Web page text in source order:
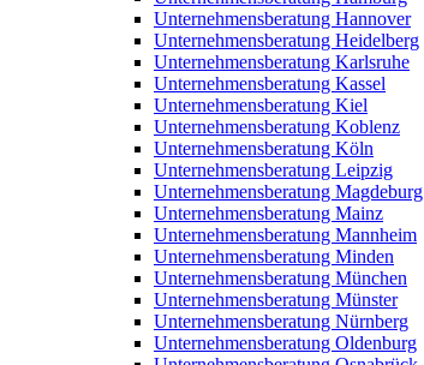
Unternehmensberatung Hannover
Unternehmensberatung Heidelberg
Unternehmensberatung Karlsruhe
Unternehmensberatung Kassel
Unternehmensberatung Kiel
Unternehmensberatung Koblenz
Unternehmensberatung Köln
Unternehmensberatung Leipzig
Unternehmensberatung Magdeburg
Unternehmensberatung Mainz
Unternehmensberatung Mannheim
Unternehmensberatung Minden
Unternehmensberatung München
Unternehmensberatung Münster
Unternehmensberatung Nürnberg
Unternehmensberatung Oldenburg